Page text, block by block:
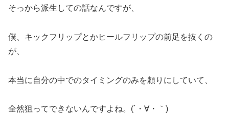
そっから派生しての話なんですが、
僕、キックフリップとかヒールフリップの前足を抜くの
が、
本当に自分の中でのタイミングのみを頼りにしていて、
全然狙ってできないんですよね。(´・∀・｀)